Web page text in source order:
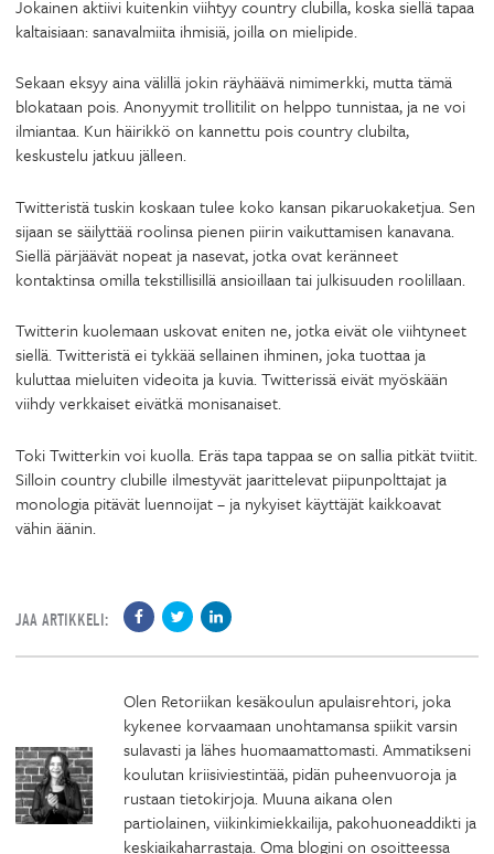
Jokainen aktiivi kuitenkin viihtyy country clubilla, koska siellä tapaa
kaltaisiaan: sanavalmiita ihmisiä, joilla on mielipide.
Sekaan eksyy aina välillä jokin räyhäävä nimimerkki, mutta tämä
blokataan pois. Anonyymit trollitilit on helppo tunnistaa, ja ne voi
ilmiantaa. Kun häirikkö on kannettu pois country clubilta,
keskustelu jatkuu jälleen.
Twitteristä tuskin koskaan tulee koko kansan pikaruokaketjua. Sen
sijaan se säilyttää roolinsa pienen piirin vaikuttamisen kanavana.
Siellä pärjäävät nopeat ja nasevat, jotka ovat keränneet
kontaktinsa omilla tekstillisillä ansioillaan tai julkisuuden roolillaan.
Twitterin kuolemaan uskovat eniten ne, jotka eivät ole viihtyneet
siellä. Twitteristä ei tykkää sellainen ihminen, joka tuottaa ja
kuluttaa mieluiten videoita ja kuvia. Twitterissä eivät myöskään
viihdy verkkaiset eivätkä monisanaiset.
Toki Twitterkin voi kuolla. Eräs tapa tappaa se on sallia pitkät tviitit.
Silloin country clubille ilmestyvät jaarittelevat piipunpolttajat ja
monologia pitävät luennoijat – ja nykyiset käyttäjät kaikkoavat
vähin äänin.
JAA ARTIKKELI:
Olen Retoriikan kesäkoulun apulaisrehtori, joka
kykenee korvaamaan unohtamansa spiikit varsin
sulavasti ja lähes huomaamattomasti. Ammatikseni
koulutan kriisiviestintää, pidän puheenvuoroja ja
rustaan tietokirjoja. Muuna aikana olen
partiolainen, viikinkimiekkailija, pakohuoneaddikti ja
keskiaikaharrastaja. Oma blogini on osoitteessa